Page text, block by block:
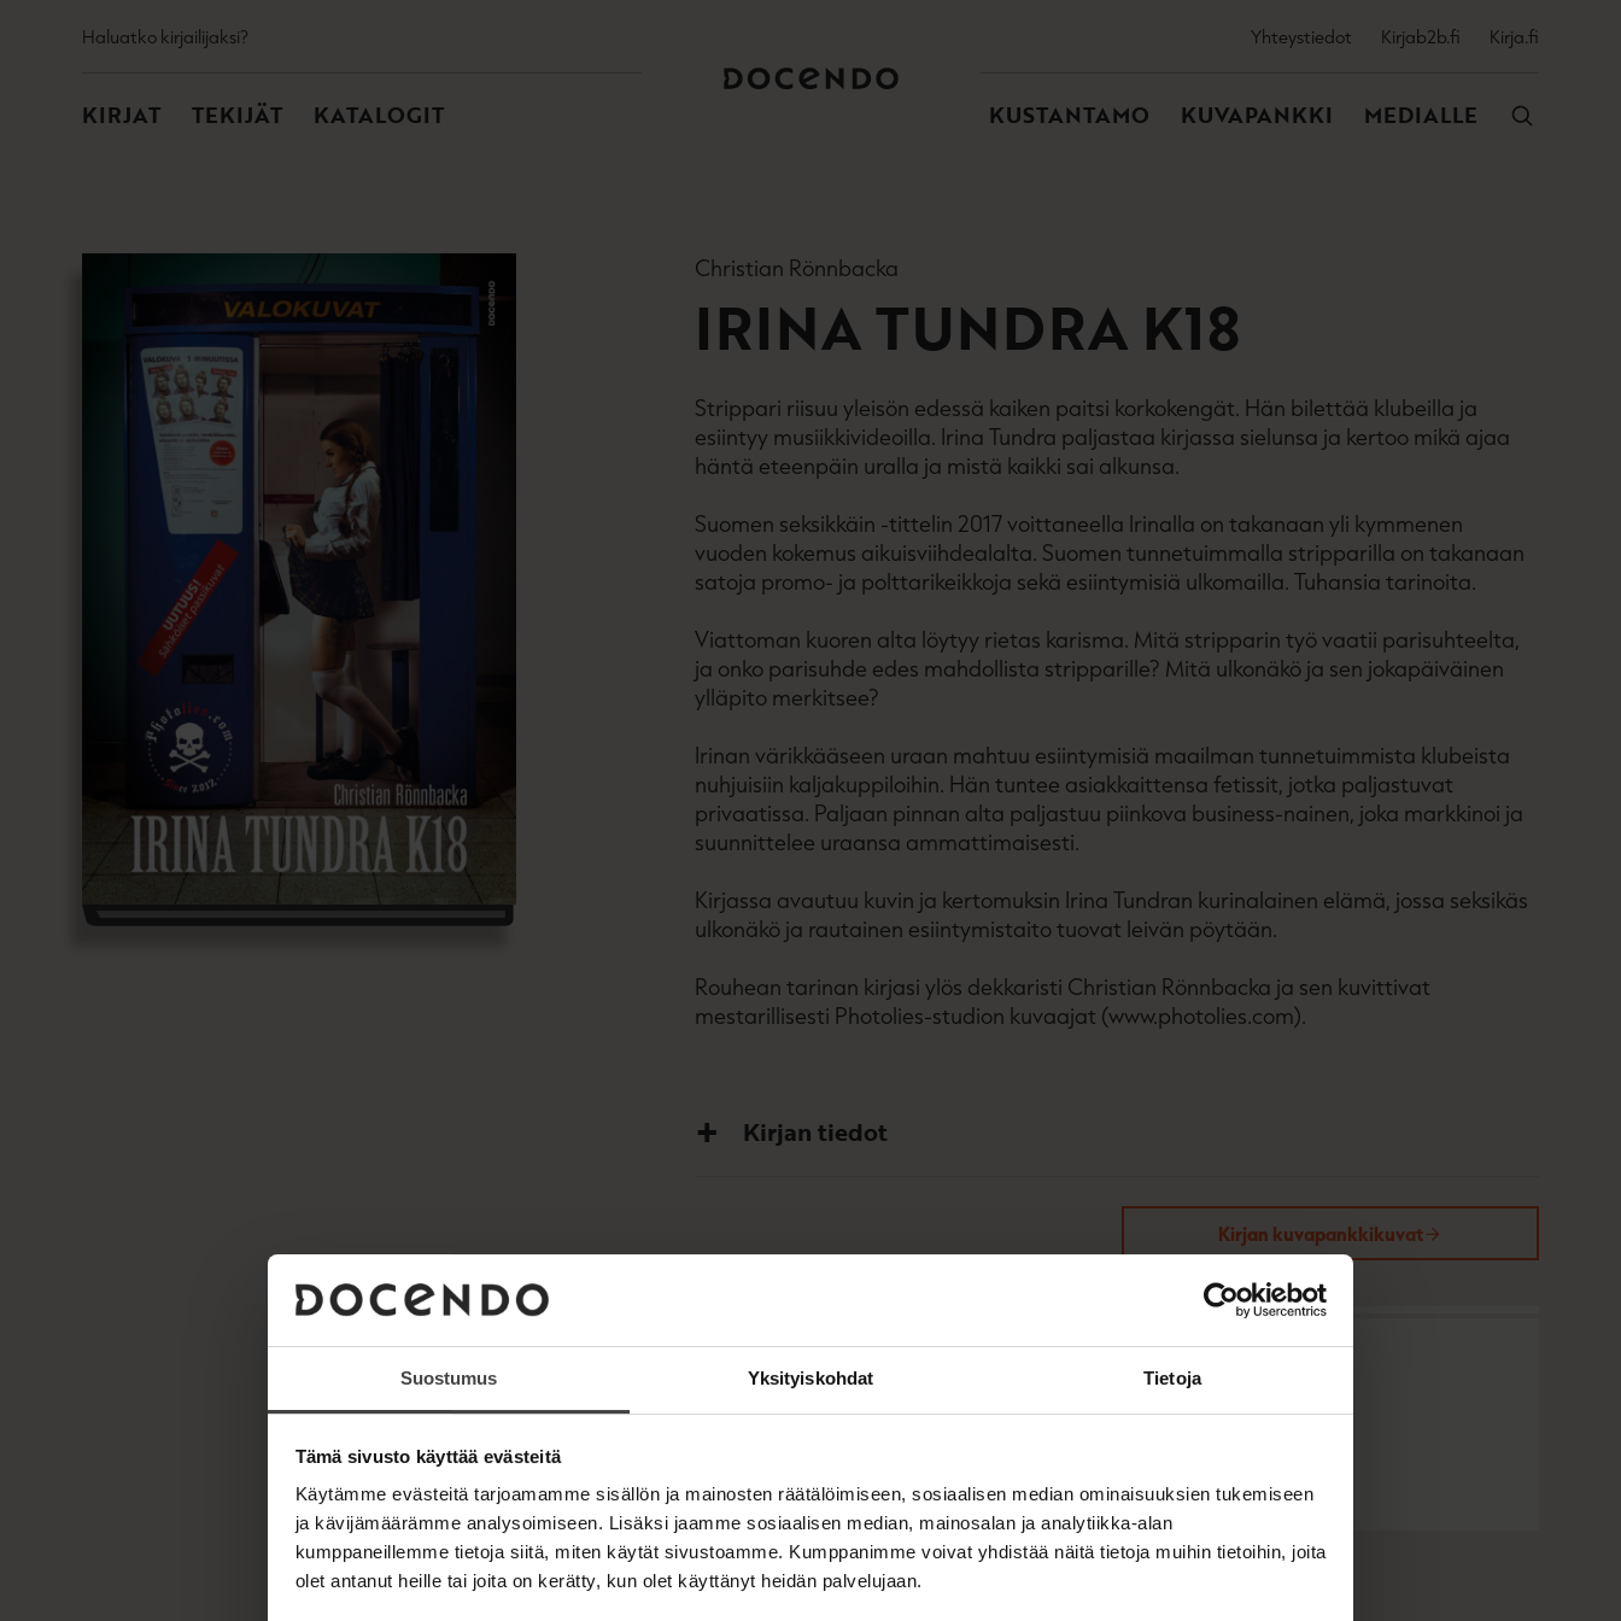
Suostumus Yksityiskohdat Tietoja
Tämä sivusto käyttää evästeitä
Käytämme evästeitä tarjoamamme sisällön ja mainosten räätälöimiseen, sosiaalisen median ominaisuuksien tukemiseen
ja kävijämäärämme analysoimiseen. Lisäksi jaamme sosiaalisen median, mainosalan ja analytiikka-alan
kumppaneillemme tietoja siitä, miten käytät sivustoamme. Kumppanimme voivat yhdistää näitä tietoja muihin tietoihin, joita
olet antanut heille tai joita on kerätty, kun olet käyttänyt heidän palvelujaan.
sisältöönTOISSIJAINEN
Haluatko kirjailijaksi?
PÄÄVALIKKO
KIRJAT TEKIJÄT KATALOGIT
TOISSIJAINEN
Yhteystiedot Kirjab2b.fi Kirja.fi
PÄÄVALIKKO
KUSTANTAMO KUVAPANKKI MEDIALLE
Christian Rönnbacka
IRINA TUNDRA K18
Strippari riisuu yleisön edessä kaiken paitsi korkokengät. Hän bilettää klubeilla ja
esiintyy musiikkivideoilla. Irina Tundra paljastaa kirjassa sielunsa ja kertoo mikä ajaa
häntä eteenpäin uralla ja mistä kaikki sai alkunsa.
Suomen seksikkäin -tittelin 2017 voittaneella Irinalla on takanaan yli kymmenen
vuoden kokemus aikuisviihdealalta. Suomen tunnetuimmalla stripparilla on takanaan
satoja promo- ja polttarikeikkoja sekä esiintymisiä ulkomailla. Tuhansia tarinoita.
Viattoman kuoren alta löytyy rietas karisma. Mitä stripparin työ vaatii parisuhteelta,
ja onko parisuhde edes mahdollista stripparille? Mitä ulkonäkö ja sen jokapäiväinen
ylläpito merkitsee?
Irinan värikkääseen uraan mahtuu esiintymisiä maailman tunnetuimmista klubeista
nuhjuisiin kaljakuppiloihin. Hän tuntee asiakkaittensa fetissit, jotka paljastuvat
privaatissa. Paljaan pinnan alta paljastuu piinkova business-nainen, joka markkinoi ja
suunnittelee uraansa ammattimaisesti.
Kirjassa avautuu kuvin ja kertomuksin Irina Tundran kurinalainen elämä, jossa seksikäs
ulkonäkö ja rautainen esiintymistaito tuovat leivän pöytään.
Rouhean tarinan kirjasi ylös dekkaristi Christian Rönnbacka ja sen kuvittivat
mestarillisesti Photolies-studion kuvaajat (www.photolies.com).
Kirjan tiedot
Kirjan kuvapankkikuvat
OSTA TEOS
t
a
r
j
a
.
K
u
t
B
o
b